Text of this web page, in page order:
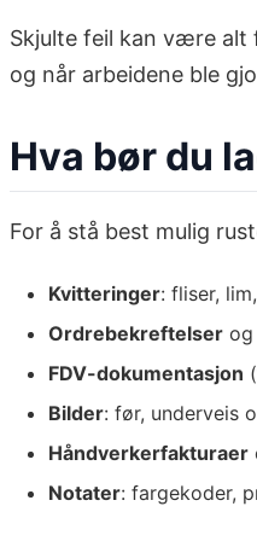
Skjulte feil kan være alt
og når arbeidene ble
Hva bør du
For å stå best mulig
Kvitteringer: fliser,
Ordrebekreftelser og
FDV-dokumentasjon
Bilder: før, underveis
Håndverkerfakturaer
Notater: fargekoder,